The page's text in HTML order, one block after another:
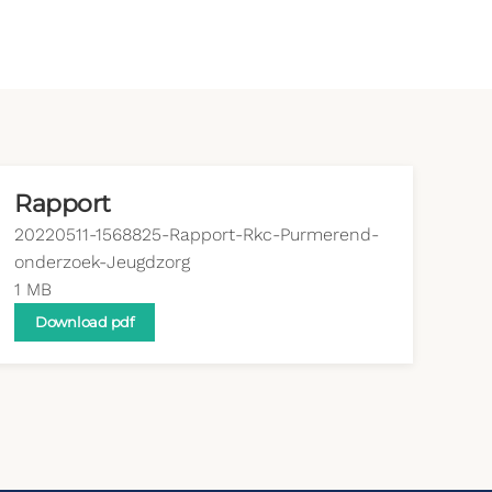
Rapport
20220511-1568825-Rapport-Rkc-Purmerend-
onderzoek-Jeugdzorg
1 MB
Download pdf